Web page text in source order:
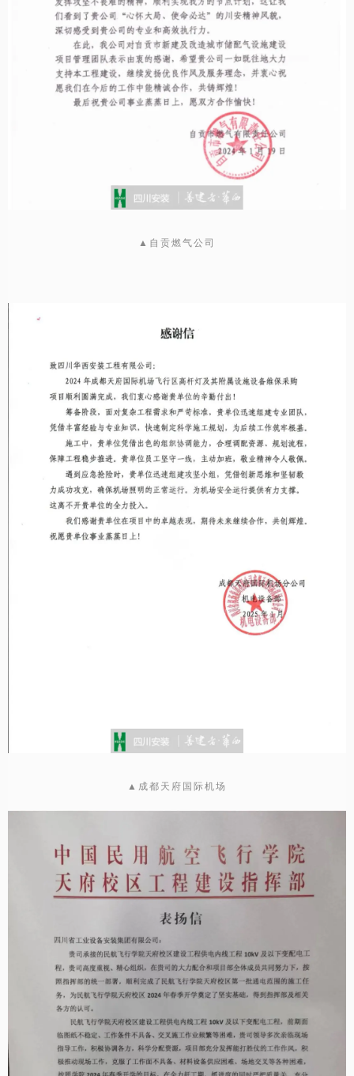
▲自贡燃气公司
▲成都天府国际机场